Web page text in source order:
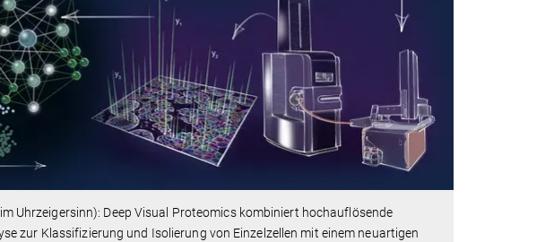
Uhrzeigersinn): Deep Visual Proteomics kombiniert hochauflösende
zur Klassifizierung und Isolierung von Einzelzellen mit einem neuartigen